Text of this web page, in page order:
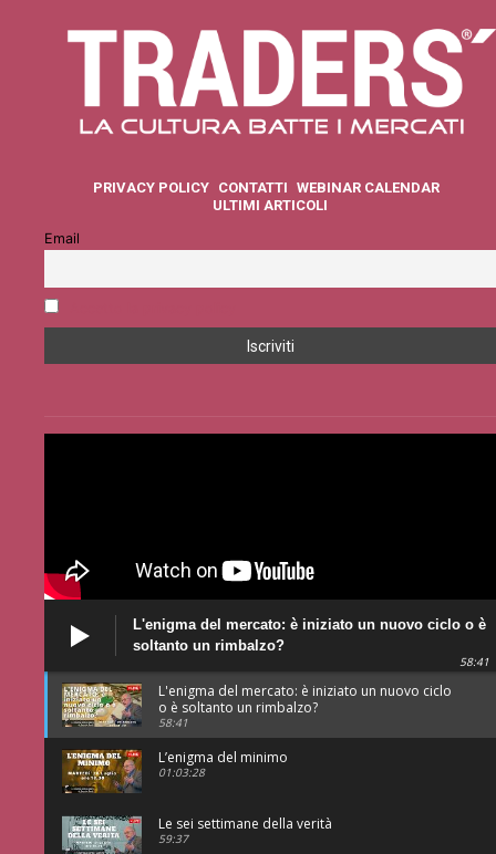
PRIVACY POLICY CONTATTI WEBINAR CALENDAR
ULTIMI ARTICOLI
Email
L'enigma del mercato: è iniziato un nuovo ciclo o è
soltanto un rimbalzo?
58:41
L'enigma del mercato: è iniziato un nuovo ciclo
o è soltanto un rimbalzo?
58:41
L’enigma del minimo
01:03:28
Le sei settimane della verità
59:37